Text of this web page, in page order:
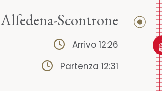
Alfedena-Scontrone
Arrivo 12:26
Partenza 12:31